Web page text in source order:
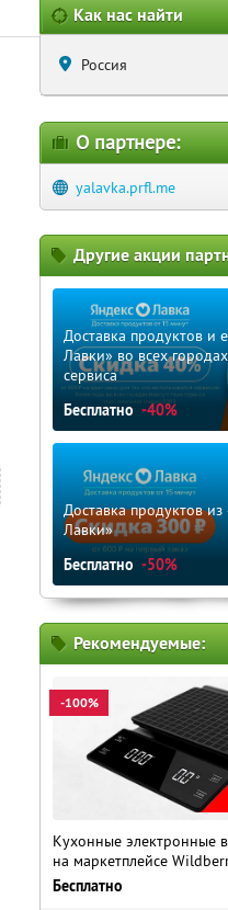
Как нас найти
Россия
О партнере:
yalavka.prfl.me
Другие акции
Доставка продуктов и
Лавки» во всех
сервиса
Бесплатно -40%
Доставка продуктов из
Лавки»
Бесплатно -50%
Рекомендуемые:
-100%
Кухонные электронные
на маркетплейсе
Бесплатно